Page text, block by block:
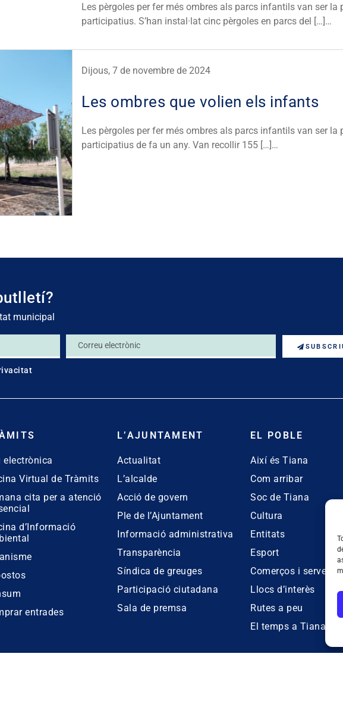
Les pèrgoles per fer més ombres als parcs infantils van ser
participatius. S’han instal·lat cinc pèrgoles en parcs del […]…
Dijous, 7 de novembre de 2024
Les ombres que volien els infants
Les pèrgoles per fer més ombres als parcs infantils van ser
participatius de fa un any. Van recollir 155 […]…
municipal
electrònica
Virtual de Tràmits
cita per a atenció
d’Informació
entrades
L’AJUNTAMENT
Actualitat
L’alcalde
Acció de govern
Ple de l’Ajuntament
Informació administrativa
Transparència
Síndica de greuges
Participació ciutadana
Sala de premsa
EL POBLE
Així és Tiana
Com arribar
Soc de Tiana
Cultura
Entitats
Esport
Comerços i serveis
Llocs d’interès
Rutes a peu
El temps a Tiana